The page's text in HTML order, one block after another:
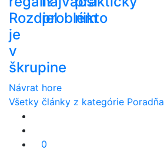
Rozdiel
je
v
škrupine
problém
nikto
Návrat hore
Všetky články z kategórie Poradňa
0